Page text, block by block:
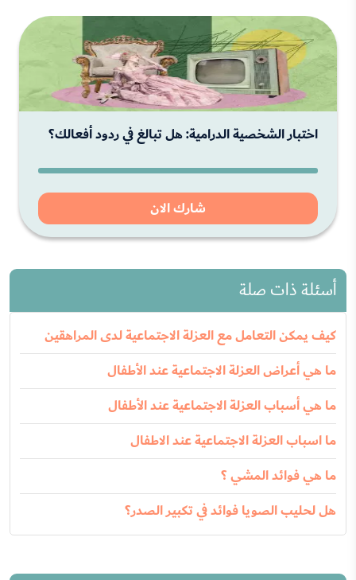
اختبار الشخصية الدرامية: هل تبالغ في ردود أفعالك؟
شارك الان
أسئلة ذات صلة
كيف يمكن التعامل مع العزلة الاجتماعية لدى المراهقين
ما هي أعراض العزلة الاجتماعية عند الأطفال
ما هي أسباب العزلة الاجتماعية عند الأطفال
ما اسباب العزلة الاجتماعية عند الاطفال
ما هي فوائد المشي ؟
هل لحليب الصويا فوائد في تكبير الصدر؟